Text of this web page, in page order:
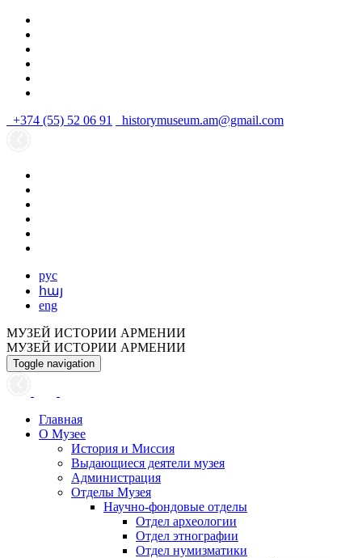
+374 (55) 52 06 91 historymuseum.am@gmail.com
рус
հայ
eng
МУЗЕЙ ИСТОРИИ АРМЕНИИ
МУЗЕЙ ИСТОРИИ АРМЕНИИ
Toggle navigation
Главная
О Музее
История и Миссия
Выдающиеся деятели музея
Администрация
Отделы Музея
Научно-фондовые отделы
Отдел археологии
Отдел этнографии
Отдел нумизматики